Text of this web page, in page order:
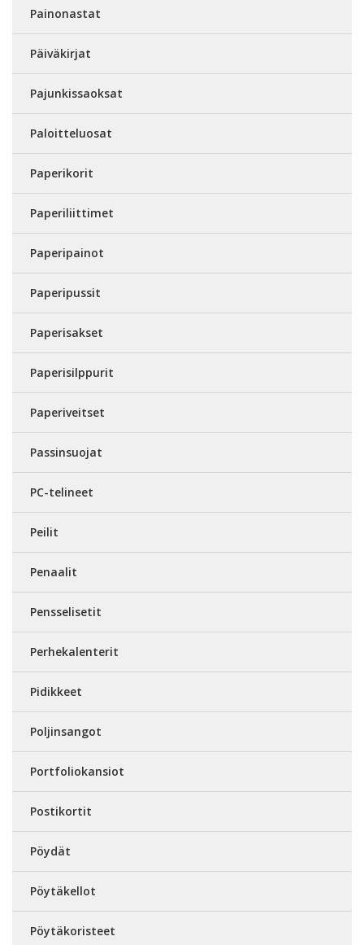
Painonastat
Päiväkirjat
Pajunkissaoksat
Paloitteluosat
Paperikorit
Paperiliittimet
Paperipainot
Paperipussit
Paperisakset
Paperisilppurit
Paperiveitset
Passinsuojat
PC-telineet
Peilit
Penaalit
Pensselisetit
Perhekalenterit
Pidikkeet
Poljinsangot
Portfoliokansiot
Postikortit
Pöydät
Pöytäkellot
Pöytäkoristeet